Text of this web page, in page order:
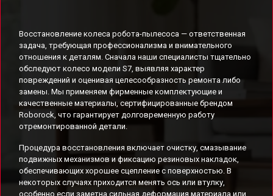
Восстановление колеса робота-пылесоса — ответственная
задача, требующая профессионализма и внимательного
отношения к деталям. Сначала наши специалисты тщательно
обследуют колесо модели S7, выявляя характер
повреждений и оценивая целесообразность ремонта либо
замены. Мы применяем фирменные комплектующие и
качественные материалы, сертифицированные брендом
Roborock, что гарантирует долговременную работу
отремонтированной детали.
Процедура восстановления включает очистку, смазывание
подвижных механизмов и фиксацию резиновых накладок,
обеспечивающих хорошее сцепление с поверхностью. В
некоторых случаях приходится менять ось или втулку,
особенно если заметна сильная деформация материала или